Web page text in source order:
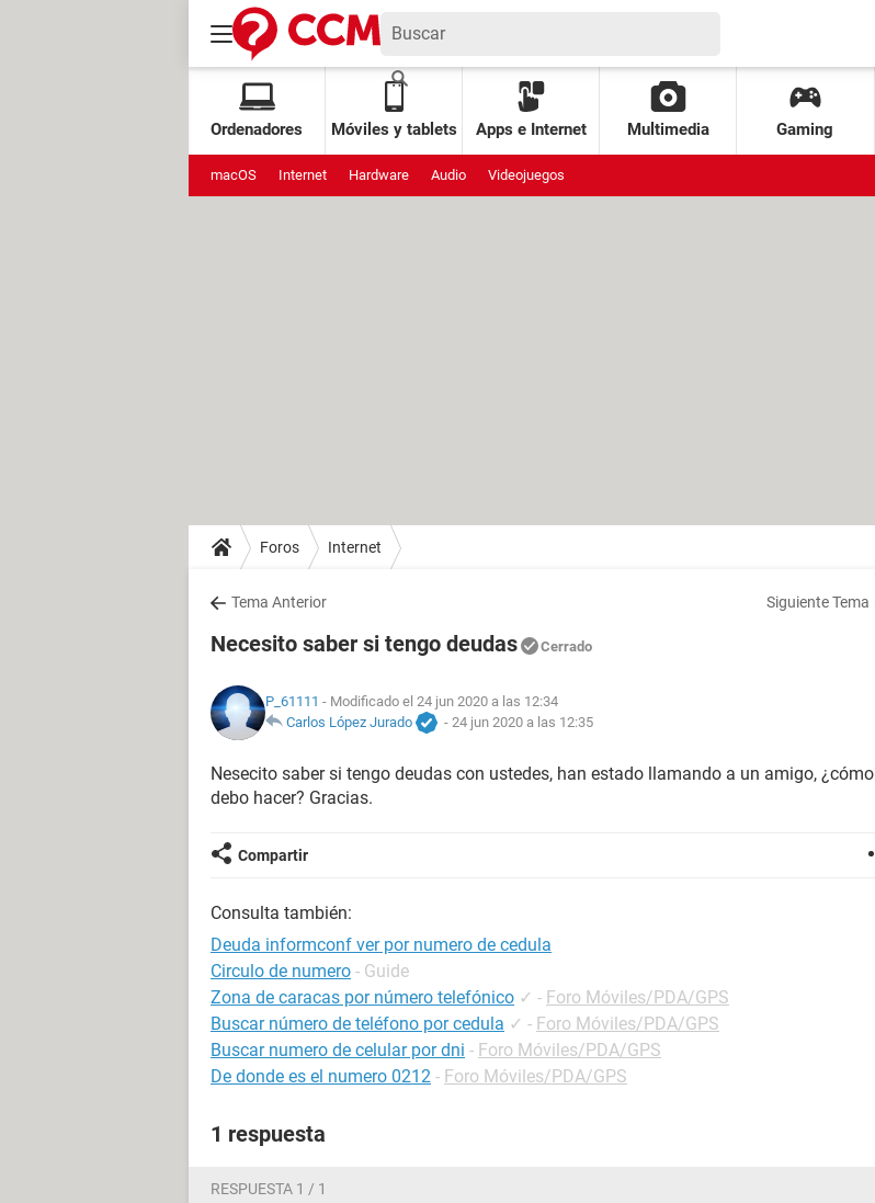
Ordenadores Móviles y tablets Apps e Internet Multimedia Gaming
macOS Internet Hardware Audio Videojuegos
Foros Internet
Tema Anterior Siguiente Tema
Necesito saber si tengo deudas Cerrado
P_61111 - Modificado el 24 jun 2020 a las 12:34
Carlos López Jurado
- 24 jun 2020 a las 12:35
Nesecito saber si tengo deudas con ustedes, han estado llamando a un amigo, ¿cómo
debo hacer? Gracias.
Compartir
Consulta también:
Deuda informconf ver por numero de cedula
Circulo de numero - Guide
Zona de caracas por número telefónico ✓ - Foro Móviles/PDA/GPS
Buscar número de teléfono por cedula ✓ - Foro Móviles/PDA/GPS
Buscar numero de celular por dni - Foro Móviles/PDA/GPS
De donde es el numero 0212 - Foro Móviles/PDA/GPS
1 respuesta
RESPUESTA 1 / 1